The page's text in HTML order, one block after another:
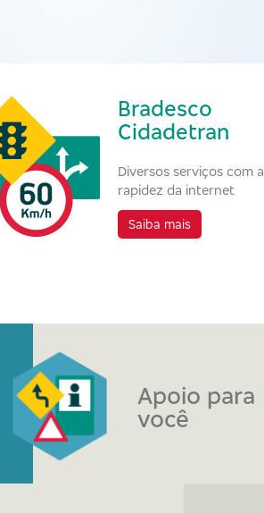
Bradesco
Cidadetran
Diversos serviços com a
rapidez da internet
Saiba mais
Apoio para
você